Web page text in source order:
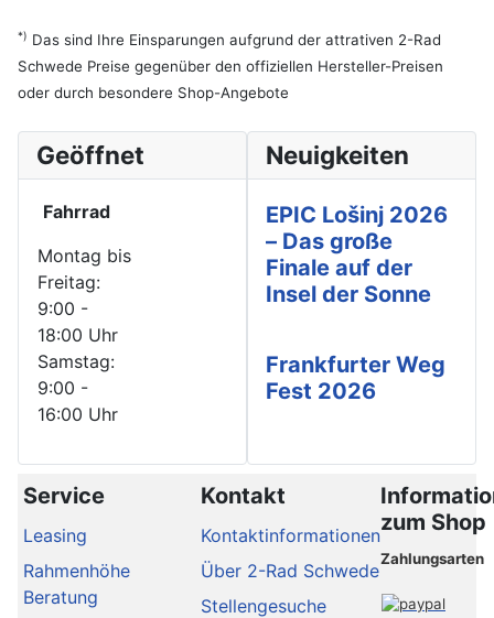
*) Das sind Ihre Einsparungen aufgrund der attrativen 2-Rad
Schwede Preise gegenüber den offiziellen Hersteller-Preisen
oder durch besondere Shop-Angebote
Geöffnet
Fahrrad
Montag bis
Freitag:
9:00 -
18:00 Uhr
Samstag:
9:00 -
16:00 Uhr
Neuigkeiten
EPIC Lošinj 2026
– Das große
Finale auf der
Insel der Sonne
Frankfurter Weg
Fest 2026
Service
Leasing
Rahmenhöhe
Beratung
Kontakt
Kontaktinformationen
Über 2-Rad Schwede
Stellengesuche
zum Shop
Zahlungsarten